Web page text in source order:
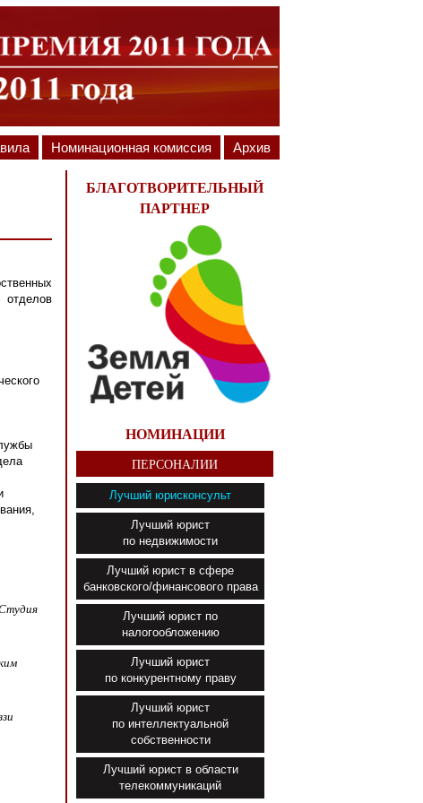
Номинационная комиссия Архив
БЛАГОТВОРИТЕЛЬНЫЙ
ПАРТНЕР
НОМИНАЦИИ
ПЕРСОНАЛИИ
Лучший юрисконсульт
Лучший юрист
по недвижимости
Лучший юрист в сфере
банковского/финансового права
Лучший юрист по
налогообложению
Лучший юрист
по конкурентному праву
Лучший юрист
по интеллектуальной
собственности
Лучший юрист в области
телекоммуникаций